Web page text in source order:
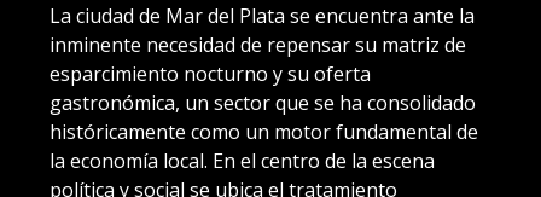
La ciudad de Mar del Plata se encuentra ante la
inminente necesidad de repensar su matriz de
esparcimiento nocturno y su oferta
gastronómica, un sector que se ha consolidado
históricamente como un motor fundamental de
la economía local. En el centro de la escena
política y social se ubica el tratamiento